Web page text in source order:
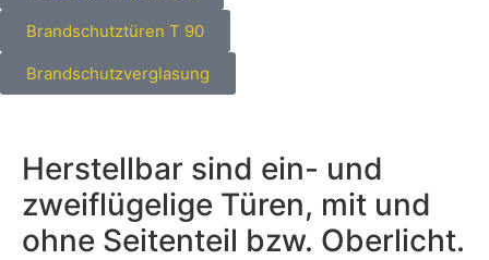
Brandschutztüren T 90
Brandschutzverglasung
Herstellbar sind ein- und
zweiflügelige Türen, mit und
ohne Seitenteil bzw. Oberlicht.